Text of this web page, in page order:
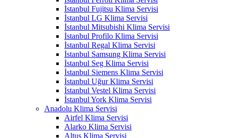
İstanbul Fujitsu Klima Servisi
İstanbul LG Klima Servisi
İstanbul Mitsubishi Klima Servisi
İstanbul Profilo Klima Servisi
İstanbul Regal Klima Servisi
İstanbul Samsung Klima Servisi
İstanbul Seg Klima Servisi
İstanbul Siemens Klima Servisi
İstanbul Uğur Klima Servisi
İstanbul Vestel Klima Servisi
İstanbul York Klima Servisi
Anadolu Klima Servisi
Airfel Klima Servisi
Alarko Klima Servisi
Altus Klima Servisi